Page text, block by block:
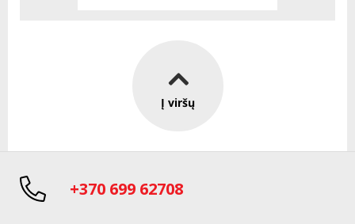
Į viršų
+370 699 62708